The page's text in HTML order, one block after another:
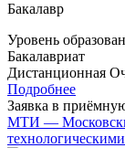
Бакалавр
Уровень
Бакалавриат
Дистанционная
Подробнее
Заявка в
МТИ —